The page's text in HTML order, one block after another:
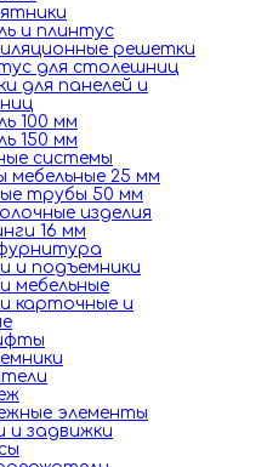
и плинтус
решетки
для столешниц
для панелей и
100 мм
150 мм
системы
мебельные 25 мм
трубы 50 мм
изделия
16 мм
и подъемники
мебельные
карточные и
элементы
и задвижки